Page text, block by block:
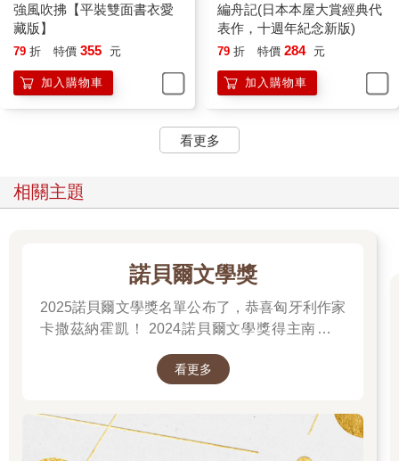
強風吹拂【平裝雙面書衣愛
藏版】
79 折 特價 355 元
加入購物車
編舟記(日本本屋大賞經典代
表作，十週年紀念新版)
79 折 特價 284 元
加入購物車
看更多
相關主題
諾貝爾文學獎
2025諾貝爾文學獎名單公布了，恭喜匈牙利作家
卡撒茲納霍凱！ 2024諾貝爾文學獎得主南韓女
看更多